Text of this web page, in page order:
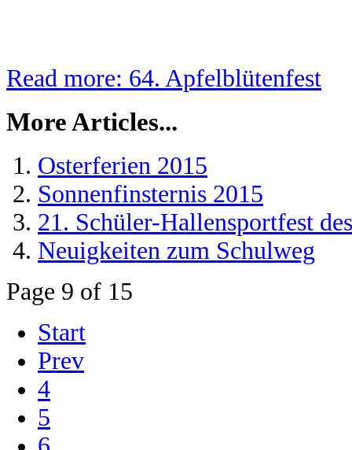
Read more: 64. Apfelblütenfest
More Articles...
Osterferien 2015
Sonnenfinsternis 2015
21. Schüler-Hallensportfest
Neuigkeiten zum Schulweg
Page 9 of 15
Start
Prev
4
5